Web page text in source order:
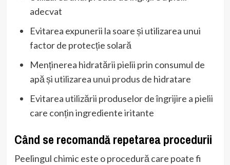
adecvat
Evitarea expunerii la soare și utilizarea unui
factor de protecție solară
Menținerea hidratării pielii prin consumul de
apă și utilizarea unui produs de hidratare
Evitarea utilizării produselor de îngrijire a pielii
care conțin ingrediente iritante
Când se recomandă repetarea procedurii
Peelingul chimic este o procedură care poate fi